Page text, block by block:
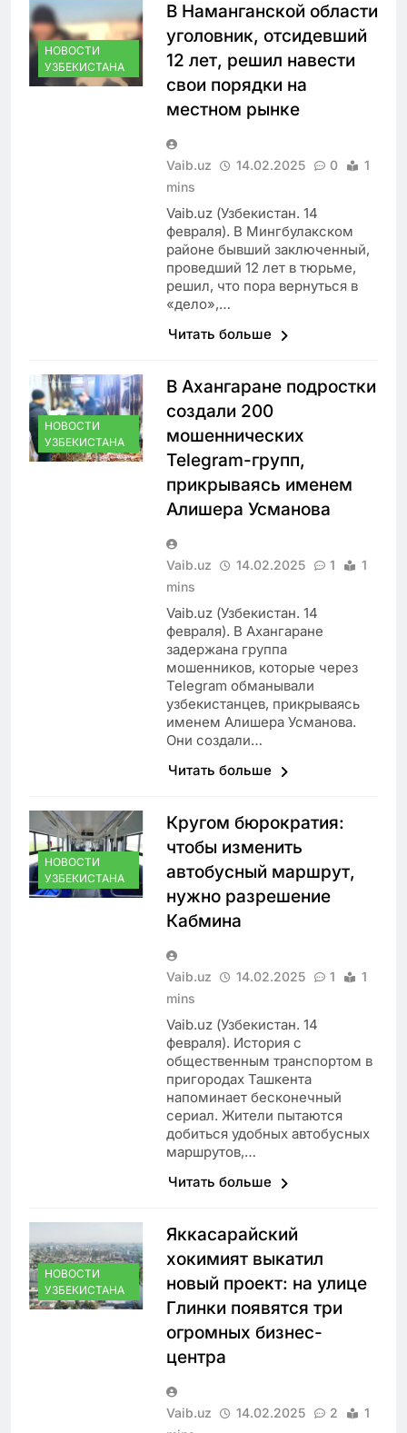
НОВОСТИ
УЗБЕКИСТАНА
В Наманганской области
уголовник, отсидевший
12 лет, решил навести
свои порядки на
местном рынке
Vaib.uz 14.02.2025 0
1
mins
Vaib.uz (Узбекистан. 14
февраля). В Мингбулакском
районе бывший заключенный,
проведший 12 лет в тюрьме,
решил, что пора вернуться в
«дело»,…
Читать больше
НОВОСТИ
УЗБЕКИСТАНА
В Ахангаране подростки
создали 200
мошеннических
Telegram-групп,
прикрываясь именем
Алишера Усманова
Vaib.uz 14.02.2025 1
1
mins
Vaib.uz (Узбекистан. 14
февраля). В Ахангаране
задержана группа
мошенников, которые через
Telegram обманывали
узбекистанцев, прикрываясь
именем Алишера Усманова.
Они создали…
Читать больше
НОВОСТИ
УЗБЕКИСТАНА
Кругом бюрократия:
чтобы изменить
автобусный маршрут,
нужно разрешение
Кабмина
Vaib.uz 14.02.2025 1
1
mins
Vaib.uz (Узбекистан. 14
февраля). История с
общественным транспортом в
пригородах Ташкента
напоминает бесконечный
сериал. Жители пытаются
добиться удобных автобусных
маршрутов,…
Читать больше
НОВОСТИ
УЗБЕКИСТАНА
Яккасарайский
хокимият выкатил
новый проект: на улице
Глинки появятся три
огромных бизнес-
центра
Vaib.uz 14.02.2025 2
1